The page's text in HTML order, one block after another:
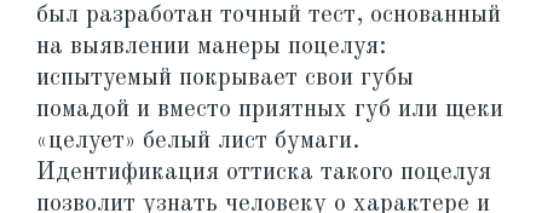
был разработан точный тест, основанный
на выявлении манеры поцелуя:
испытуемый покрывает свои губы
помадой и вместо приятных губ или щеки
«целует» белый лист бумаги.
Идентификация оттиска такого поцелуя
позволит узнать человеку о характере и